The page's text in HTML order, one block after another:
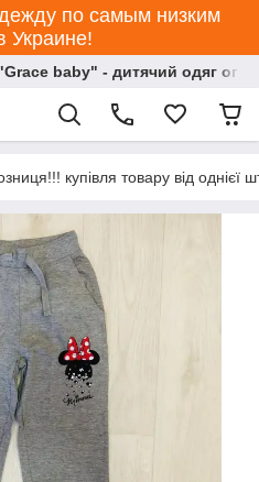
по самым низким
Украине!
baby" - дитячий одяг
купівля товару від однієї